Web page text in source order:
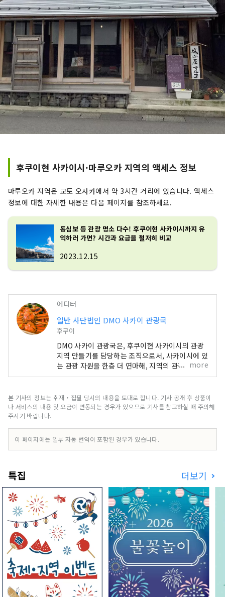
후쿠이현 사카이시·마루오카 지역의 액세스 정보
마루오카 지역은 교토 오사카에서 약 3시간 거리에 있습니다. 액세스
정보에 대한 자세한 내용은 다음 페이지를 참조하세요.
동심보 등 관광 명소 다수! 후쿠이현 사카이시까지 유
익하러 가면? 시간과 요금을 철저히 비교
2023.12.15
에디터
일반 사단법인 DMO 사카이 관광국
후쿠이
DMO 사카이 관광국은, 후쿠이현 사카이시의 관광
지역 만들기를 담당하는 조직으로서, 사카이시에 있
는 관광 자원을 한층 더 연마해, 지역의 관광 사업자
나 다종 다양한 관계자와 협동하면서 지역을 견인하
연 넘치는 거리, 사카이시의 볼거리를 소개!
more
본 기사의 정보는 취재・집필 당시의 내용을 토대로 합니다. 기사 공개 후 상품이
나 서비스의 내용 및 요금이 변동되는 경우가 있으므로 기사를 참고하실 때 주의해
주시기 바랍니다.
이 페이지에는 일부 자동 번역이 포함된 경우가 있습니다.
특집 더보기